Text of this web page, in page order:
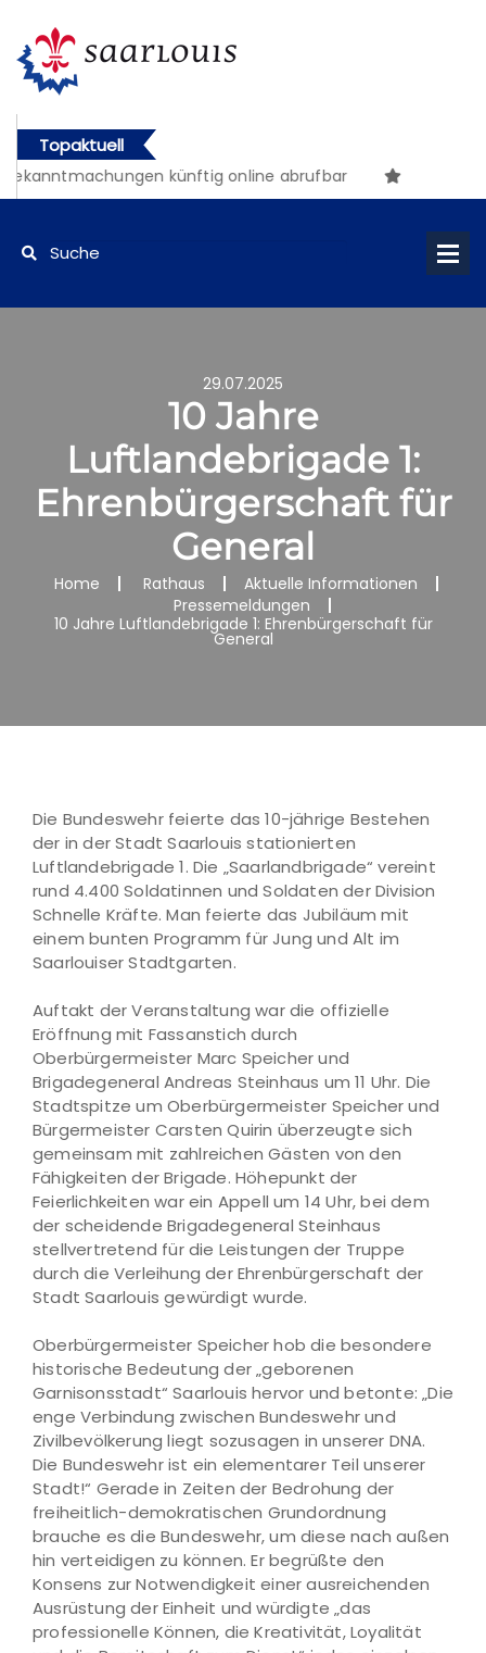
Topaktuell
Bekanntmachungen künftig online abrufbar
29.07.2025
10 Jahre
Luftlandebrigade 1:
Ehrenbürgerschaft für
General
Home Rathaus
Aktuelle Informationen
Pressemeldungen
10 Jahre Luftlandebrigade 1: Ehrenbürgerschaft für
General
Die Bundeswehr feierte das 10-jährige Bestehen
der in der Stadt Saarlouis stationierten
Luftlandebrigade 1. Die „Saarlandbrigade“ vereint
rund 4.400 Soldatinnen und Soldaten der Division
Schnelle Kräfte. Man feierte das Jubiläum mit
einem bunten Programm für Jung und Alt im
Saarlouiser Stadtgarten.
Auftakt der Veranstaltung war die offizielle
Eröffnung mit Fassanstich durch
Oberbürgermeister Marc Speicher und
Brigadegeneral Andreas Steinhaus um 11 Uhr. Die
Stadtspitze um Oberbürgermeister Speicher und
Bürgermeister Carsten Quirin überzeugte sich
gemeinsam mit zahlreichen Gästen von den
Fähigkeiten der Brigade. Höhepunkt der
Feierlichkeiten war ein Appell um 14 Uhr, bei dem
der scheidende Brigadegeneral Steinhaus
stellvertretend für die Leistungen der Truppe
durch die Verleihung der Ehrenbürgerschaft der
Stadt Saarlouis gewürdigt wurde.
Oberbürgermeister Speicher hob die besondere
historische Bedeutung der „geborenen
Garnisonsstadt“ Saarlouis hervor und betonte: „Die
enge Verbindung zwischen Bundeswehr und
Zivilbevölkerung liegt sozusagen in unserer DNA.
Die Bundeswehr ist ein elementarer Teil unserer
Stadt!“ Gerade in Zeiten der Bedrohung der
freiheitlich-demokratischen Grundordnung
brauche es die Bundeswehr, um diese nach außen
hin verteidigen zu können. Er begrüßte den
Konsens zur Notwendigkeit einer ausreichenden
Ausrüstung der Einheit und würdigte „das
professionelle Können, die Kreativität, Loyalität